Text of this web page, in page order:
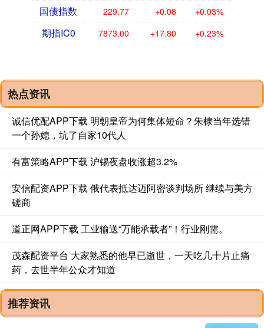
国债指数 229.77 +0.08 +0.03%
期指IC0 7873.00 +17.80 +0.23%
热点资讯
诚信优配APP下载 明朝皇帝为何集体短命？朱棣当年选错
一个孙媳，坑了自家10代人
有富策略APP下载 沪锡夜盘收涨超3.2%
安信配资APP下载 俄代表抵达迈阿密谈判场所 继续与美方
磋商
道正网APP下载 工业输送“万能承载者”！行业刚需。
茂森配资平台 大家熟悉的他早已逝世，一天吃几十片止痛
药，去世半年公众才知道
推荐资讯